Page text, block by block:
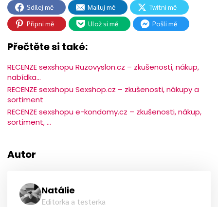
Sdílej mě Mailuj mě
Twítni mě
Připni mě
Ulož si mě Pošli mě
Přečtěte si také:
RECENZE sexshopu Ruzovyslon.cz – zkušenosti, nákup,
nabídka…
RECENZE sexshopu Sexshop.cz – zkušenosti, nákupy a
sortiment
RECENZE sexshopu e-kondomy.cz – zkušenosti, nákup,
sortiment, …
Autor
Natálie
Editorka a testerka